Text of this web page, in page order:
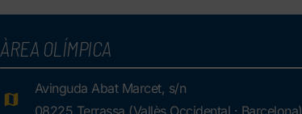
ÀREA OLÍMPICA
Avinguda Abat Marcet, s/n